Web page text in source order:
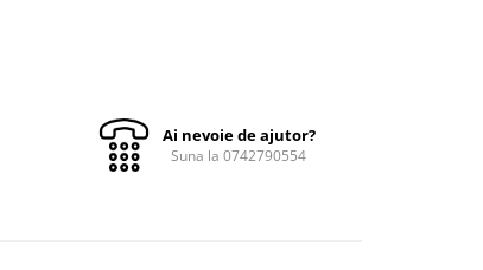
Ai nevoie de ajutor?
Suna la 0742790554